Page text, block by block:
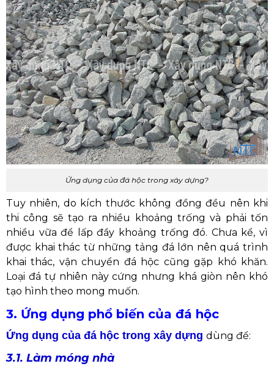
Ứng dụng của đá hộc trong xây dựng?
Tuy nhiên, do kích thước không đồng đều nên khi
thi công sẽ tạo ra nhiều khoảng trống và phải tốn
nhiều vữa để lấp đầy khoảng trống đó. Chưa kể, vì
được khai thác từ những tảng đá lớn nên quá trình
khai thác, vận chuyển đá hộc cũng gặp khó khăn.
Loại đá tự nhiên này cứng nhưng khá giòn nên khó
tạo hình theo mong muốn.
3. Ứng dụng phổ biến của đá hộc
Ứng dụng của đá hộc trong xây dựng dùng để:
3.1. Làm móng nhà